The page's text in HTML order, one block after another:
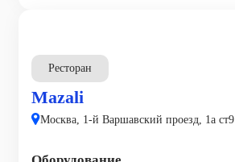
Ресторан
Mazali
Москва, 1-й Варшавский проезд, 1а ст9